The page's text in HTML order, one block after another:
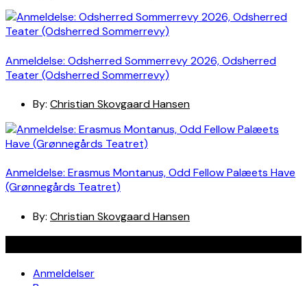
Anmeldelse: Odsherred Sommerrevy 2026, Odsherred
Teater (Odsherred Sommerrevy)
By: Christian Skovgaard Hansen
Anmeldelse: Erasmus Montanus, Odd Fellow Palæets Have
(Grønnegårds Teatret)
By: Christian Skovgaard Hansen
Anmeldelser